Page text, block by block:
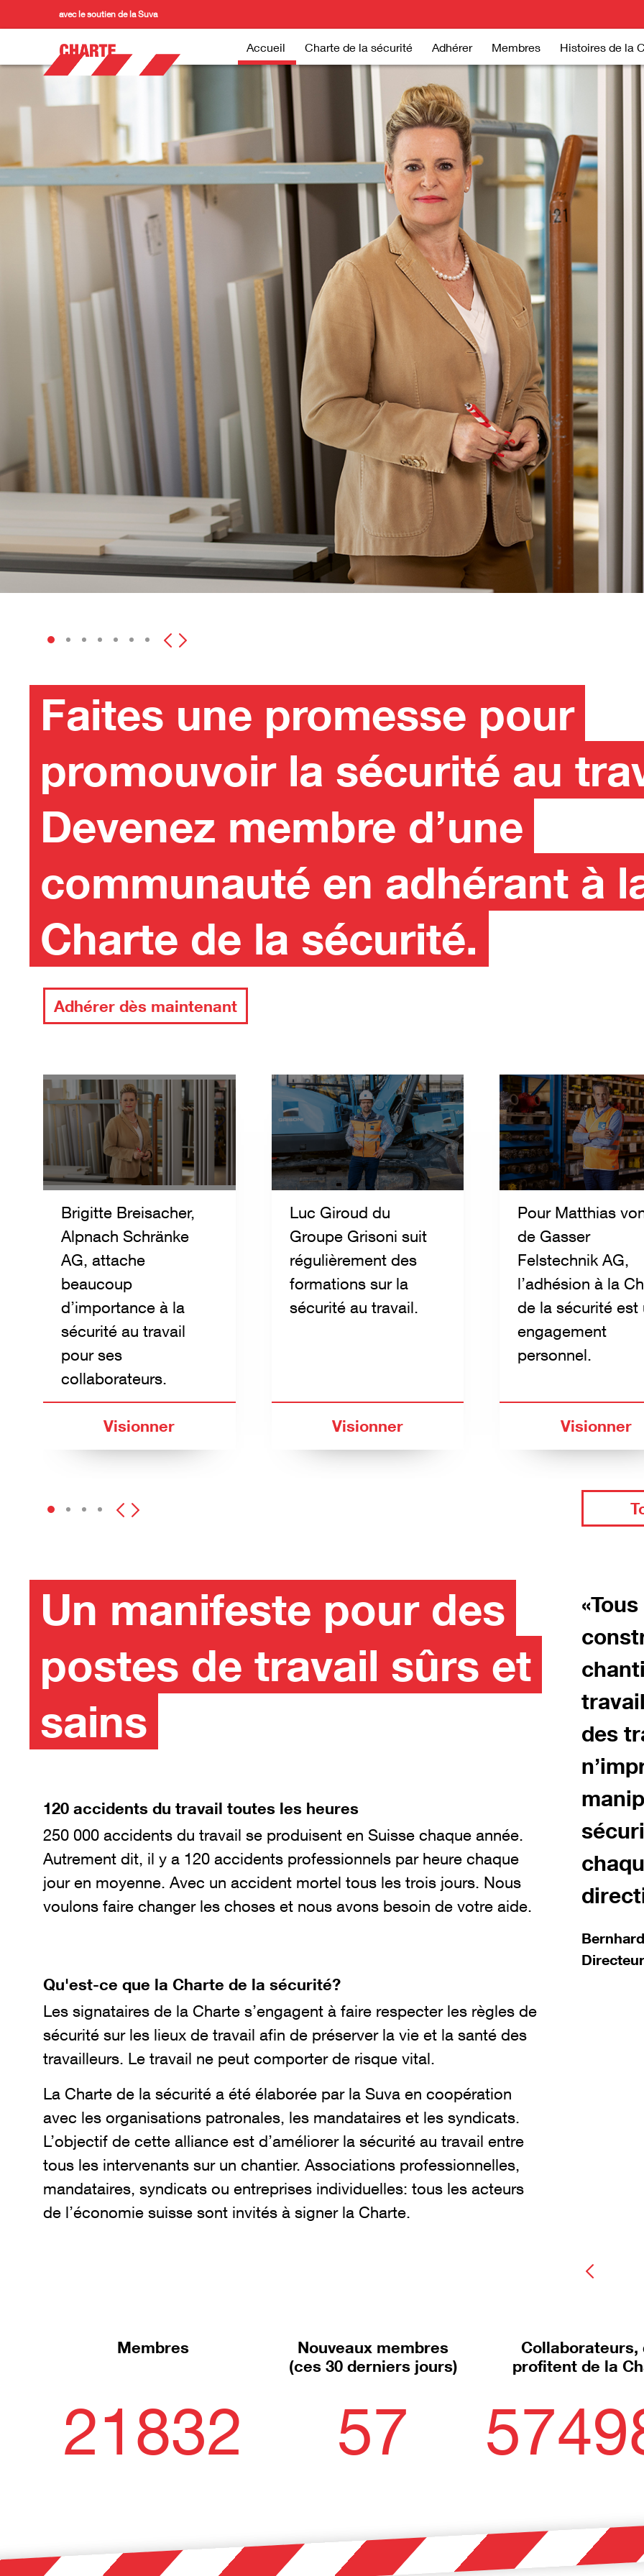
avec le soutien de la Suva
Accueil Charte de la sécurité Adhérer Membres Histoires de la
Faites une promesse pour
promouvoir la sécurité au
Devenez membre d’une
communauté en adhérant à
Charte de la sécurité.
Adhérer dès maintenant
Brigitte Breisacher,
Alpnach Schränke
AG, attache
beaucoup
d’importance à la
sécurité au travail
pour ses
collaborateurs.
Visionner
Luc Giroud du
Groupe Grisoni suit
régulièrement des
formations sur la
sécurité au travail.
Visionner
Pour Matthias
de Gasser
Felstechnik AG,
l’adhésion à la
de la sécurité est
engagement
personnel.
Visionner
Un manifeste pour des
postes de travail sûrs et
sains
120 accidents du travail toutes les heures
250 000 accidents du travail se produisent en Suisse chaque année.
Autrement dit, il y a 120 accidents professionnels par heure chaque
jour en moyenne. Avec un accident mortel tous les trois jours. Nous
voulons faire changer les choses et nous avons besoin de votre aide.
Qu'est-ce que la Charte de la sécurité?
Les signataires de la Charte s’engagent à faire respecter les règles de
sécurité sur les lieux de travail afin de préserver la vie et la santé des
travailleurs. Le travail ne peut comporter de risque vital.
La Charte de la sécurité a été élaborée par la Suva en coopération
avec les organisations patronales, les mandataires et les syndicats.
L’objectif de cette alliance est d’améliorer la sécurité au travail entre
tous les intervenants sur un chantier. Associations professionnelles,
mandataires, syndicats ou entreprises individuelles: tous les acteurs
de l’économie suisse sont invités à signer la Charte.
des
Membres
21832
Nouveaux membres
(ces 30 derniers jours)
57
Collaborateurs,
profitent de la